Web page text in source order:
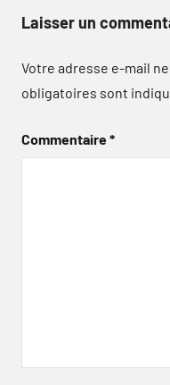
Laisser un
Votre adresse e-mail
obligatoires sont
Commentaire*